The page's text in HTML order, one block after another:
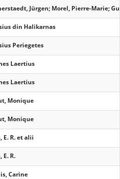
Jürgen; Morel, Pierre-Marie;
din Halikarnas
Periegetes
Laertius
Laertius
Monique
Monique
E. R. et alii
E. R.
Carine